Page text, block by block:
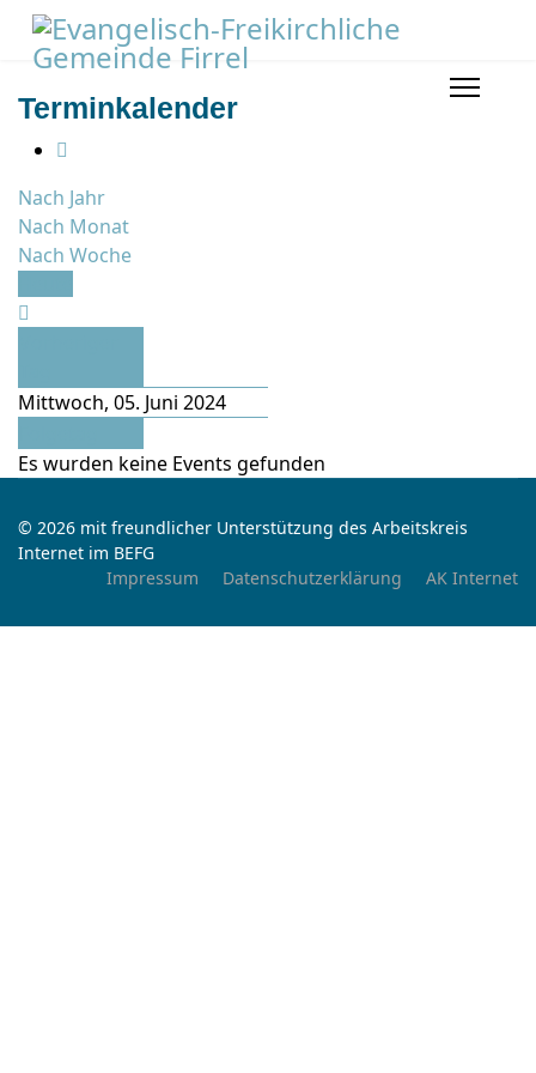
Terminkalender
Nach Jahr
Nach Monat
Nach Woche
Mittwoch, 05. Juni 2024
Es wurden keine Events gefunden
© 2026 mit freundlicher Unterstützung des Arbeitskreis
Internet im BEFG
Impressum
Datenschutzerklärung AK Internet